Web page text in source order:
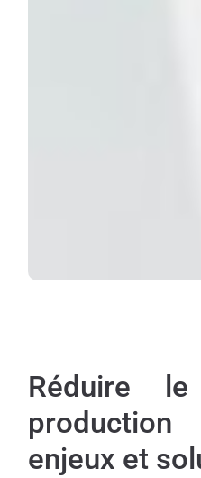
Réduire
enjeux et